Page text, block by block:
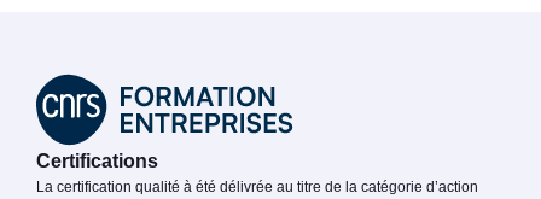
Certifications
La certification qualité à été délivrée au titre de la catégorie d’action